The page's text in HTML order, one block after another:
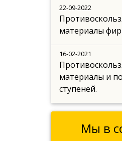
22-09-2022
материалы
16-02-2021
материалы и
ступеней.
Мы в